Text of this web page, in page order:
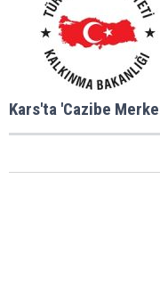
Kars'ta 'Cazibe